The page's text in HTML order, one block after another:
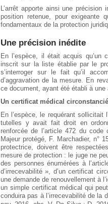
L’arrêt apporte ainsi une
position retenue, pour exigeante
fondamentaux de la protection
Une précision inédite
En l’espèce, il était acquis qu’un
inscrit sur la liste établie par le
s’interroger sur le fait qu’il
d’aggravation de la mesure. En
ce document, ayant été établi à
Un certificat médical
En l’espèce, le requérant
tutelles y avait fait droit en
renforcée de l’article 472 du
Majeur protégé, F. Marchadier, n°
protectrice, doivent être
mesure de protection : le juge ne
des personnes énumérées à
d’irrecevabilité », d’un certificat
une demande de renouvellement à
un simple certificat médical qui
conduira pas à l’irrecevabilité de la